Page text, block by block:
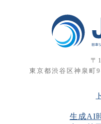
〒
東京都渋谷区神泉
生成AI